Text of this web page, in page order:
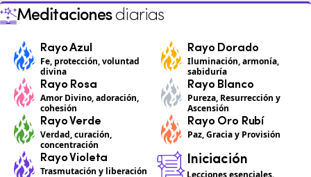
Meditacionesdiarias
Rayo Azul
Fe, protección, voluntad
divina
Rayo Dorado
Iluminación, armonía,
sabiduría
Rayo Rosa
Amor Divino, adoración,
cohesión
Rayo Blanco
Pureza, Resurrección y
Ascensión
Rayo Verde
Verdad, curación,
concentración
Rayo Oro Rubí
Paz, Gracia y Provisión
Rayo Violeta
Trasmutación y liberación
Iniciación
Lecciones esenciales.